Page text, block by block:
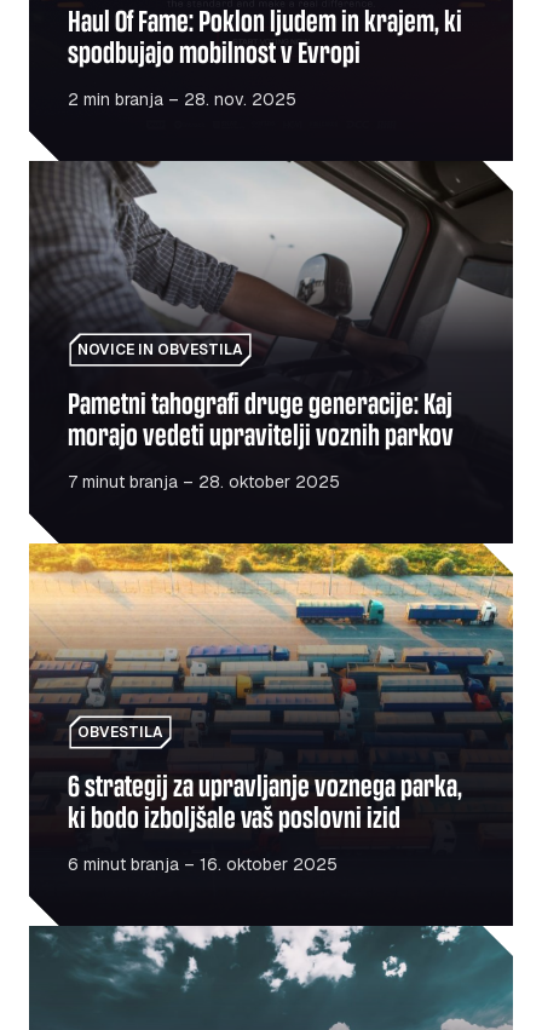
Haul Of Fame: Poklon ljudem in krajem, ki
spodbujajo mobilnost v Evropi
2 min branja – 28. nov. 2025
Pametni tahografi druge generacije: Kaj morajo vedeti
NOVICE IN OBVESTILA
Pametni tahografi druge generacije: Kaj
morajo vedeti upravitelji voznih parkov
7 minut branja – 28. oktober 2025
6 strategij za upravljanje voznega parka, ki bodo
OBVESTILA
6 strategij za upravljanje voznega parka,
ki bodo izboljšale vaš poslovni izid
6 minut branja – 16. oktober 2025
Razcvet infrastrukture v Romuniji – Kaj to pomeni za